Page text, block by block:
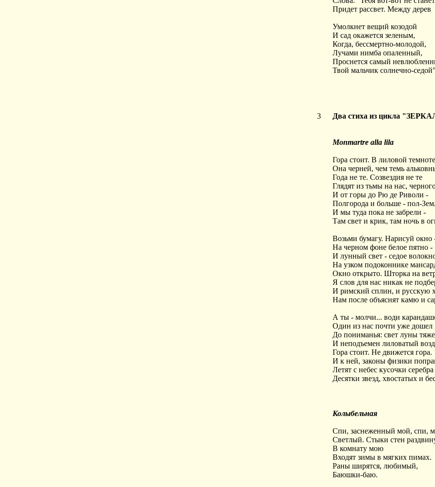
Придет рассвет. Между дерев
Умолкнет вещий козодой
И сад окажется зеленым,
Когда, бессмертно-молодой,
Лучами нимба опаленный,
Проснется самый
Твой мальчик солнечно-
3 Два стиха из цикла
Monmartre alla lila
Гора стоит. В лиловой темноте
Она черней, чем темь
Года не те. Созвездия не те
Глядят из тьмы на нас,
И от горы до Рю де Риволи -
Полгорода и больше - пол-
И мы туда пока не забрели -
Там свет и крик, там ночь в
Возьми бумагу. Нарисуй окно
На черном фоне белое пятно -
И лунный свет - седое
На узком подоконнике
Окно открыто. Шторка на
Я слов для нас никак не
И римский сплин, и русскую
Нам после объяснят камю и
А ты - молчи... води
Один из нас почти уже дошел
До пониманья: свет луны
И неподъемен лиловатый
Гора стоит. Не движется гора.
И к ней, законы физики
Летят с небес кусочки
Десятки звезд, хвостатых и
Колыбельная
Спи, заснеженный мой, спи,
Светлый. Стыки стен
В комнату мою
Входят зимы в мягких пимах.
Раны ширятся, любимый,
Баюшки-баю.